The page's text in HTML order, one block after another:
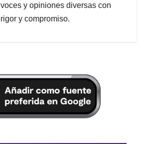
voces y opiniones diversas con
rigor y compromiso.